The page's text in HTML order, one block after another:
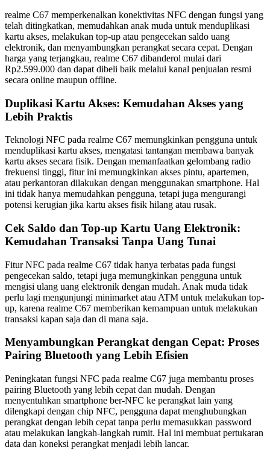
realme C67 memperkenalkan konektivitas NFC dengan fungsi yang
telah ditingkatkan, memudahkan anak muda untuk menduplikasi
kartu akses, melakukan top-up atau pengecekan saldo uang
elektronik, dan menyambungkan perangkat secara cepat. Dengan
harga yang terjangkau, realme C67 dibanderol mulai dari
Rp2.599.000 dan dapat dibeli baik melalui kanal penjualan resmi
secara online maupun offline.
Duplikasi Kartu Akses: Kemudahan Akses yang
Lebih Praktis
Teknologi NFC pada realme C67 memungkinkan pengguna untuk
menduplikasi kartu akses, mengatasi tantangan membawa banyak
kartu akses secara fisik. Dengan memanfaatkan gelombang radio
frekuensi tinggi, fitur ini memungkinkan akses pintu, apartemen,
atau perkantoran dilakukan dengan menggunakan smartphone. Hal
ini tidak hanya memudahkan pengguna, tetapi juga mengurangi
potensi kerugian jika kartu akses fisik hilang atau rusak.
Cek Saldo dan Top-up Kartu Uang Elektronik:
Kemudahan Transaksi Tanpa Uang Tunai
Fitur NFC pada realme C67 tidak hanya terbatas pada fungsi
pengecekan saldo, tetapi juga memungkinkan pengguna untuk
mengisi ulang uang elektronik dengan mudah. Anak muda tidak
perlu lagi mengunjungi minimarket atau ATM untuk melakukan top-
up, karena realme C67 memberikan kemampuan untuk melakukan
transaksi kapan saja dan di mana saja.
Menyambungkan Perangkat dengan Cepat: Proses
Pairing Bluetooth yang Lebih Efisien
Peningkatan fungsi NFC pada realme C67 juga membantu proses
pairing Bluetooth yang lebih cepat dan mudah. Dengan
menyentuhkan smartphone ber-NFC ke perangkat lain yang
dilengkapi dengan chip NFC, pengguna dapat menghubungkan
perangkat dengan lebih cepat tanpa perlu memasukkan password
atau melakukan langkah-langkah rumit. Hal ini membuat pertukaran
data dan koneksi perangkat menjadi lebih lancar.